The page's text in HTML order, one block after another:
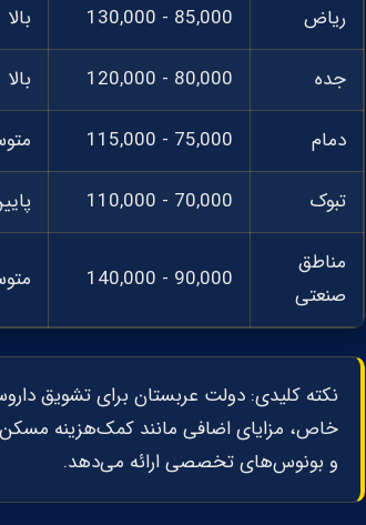
ریاض 85,000 - 130,000 بالا
جده 80,000 - 120,000 بالا
دمام 75,000 - 115,000
تبوک 70,000 - 110,000
مناطق
صنعتی
90,000 - 140,000
نکته کلیدی: دولت عربستان برای تشویق
و بونوس‌های تخصصی ارائه می‌دهد.